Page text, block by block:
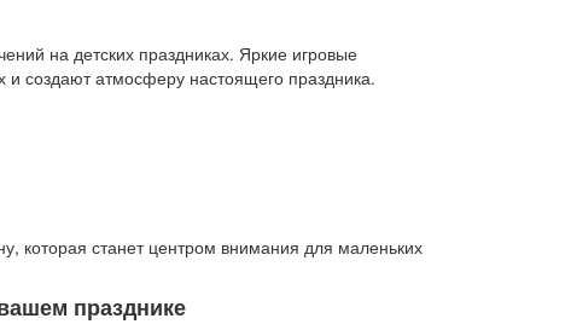
на детских праздниках. Яркие игровые
создают атмосферу настоящего праздника.
которая станет центром внимания для маленьких
празднике